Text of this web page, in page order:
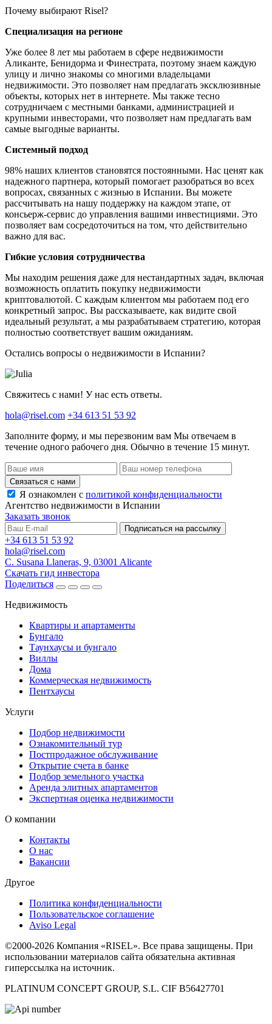
Почему выбирают Risel?
Специализация на регионе
Уже более 8 лет мы работаем в сфере недвижимости
Аликанте, Бенидорма и Финестрата, поэтому знаем каждую
улицу и лично знакомы со многими владельцами
недвижимости. Это позволяет нам предлагать эксклюзивные
объекты, которых нет в интернете. Мы также тесно
сотрудничаем с местными банками, администрацией и
крупными инвесторами, что позволяет нам предлагать вам
самые выгодные варианты.
Системный подход
98% наших клиентов становятся постоянными. Нас ценят как
надежного партнера, который помогает разобраться во всех
вопросах, связанных с жизнью в Испании. Вы можете
рассчитывать на нашу поддержку на каждом этапе, от
консьерж-сервис до управления вашими инвестициями. Это
позволяет вам сосредоточиться на том, что действительно
важно для вас.
Гибкие условия сотрудничества
Мы находим решения даже для нестандартных задач, включая
возможность оплатить покупку недвижимости
криптовалютой. С каждым клиентом мы работаем под его
конкретный запрос. Вы рассказываете, как видите свой
идеальный результат, а мы разрабатываем стратегию, которая
полностью соответствует вашим ожиданиям.
Остались вопросы о недвижимости в Испании?
Свяжитесь с нами! У нас есть ответы.
hola@risel.com +34 613 51 53 92
Заполните форму, и мы перезвоним вам Мы отвечаем в
течение одного рабочего дня. Обычно в течение 15 минут.
Связаться с нами
Я ознакомлен с политикой конфиденциальности
Агентство недвижимости в Испании
Заказать звонок
Подписаться на рассылку
+34 613 51 53 92
hola@risel.com
C. Susana Llaneras, 9, 03001 Alicante
Скачать гид инвестора
Поделиться
Недвижимость
Квартиры и апартаменты
Бунгало
Таунхаусы и бунгало
Виллы
Дома
Коммерческая недвижимость
Пентхаусы
Услуги
Подбор недвижимости
Ознакомительный тур
Постпродажное обслуживание
Открытие счета в банке
Подбор земельного участка
Аренда элитных апартаментов
Экспертная оценка недвижимости
О компании
Контакты
О нас
Вакансии
Другое
Политика конфиденциальности
Пользовательское соглашение
Aviso Legal
©2000-2026 Компания «RISEL». Все права защищены. При
использовании материалов сайта обязательна активная
гиперссылка на источник.
PLATINUM CONCEPT GROUP, S.L. CIF B56427701